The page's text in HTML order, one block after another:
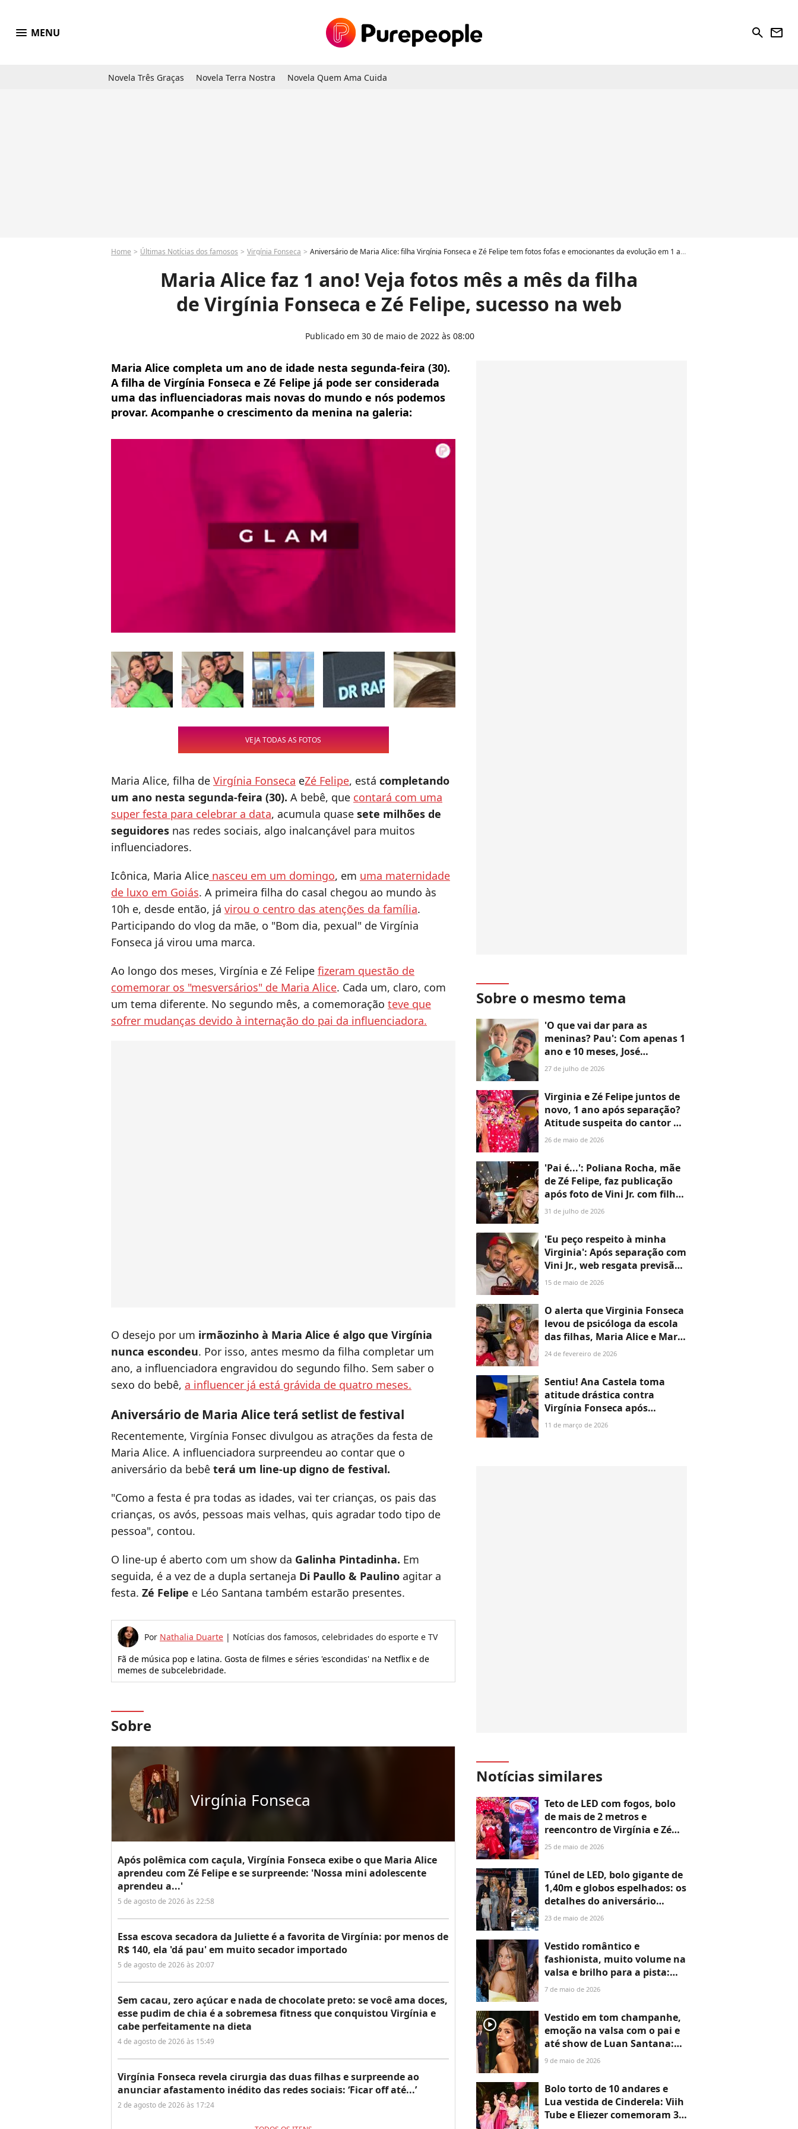
menu MENU search newsletter
Novela Três Graças Novela Terra Nostra Novela Quem Ama Cuida
Home Últimas Notícias dos famosos Virgínia Fonseca Aniversário de Maria Alice: filha Virgínia Fonseca e Zé Felipe tem fotos fofas e emocionantes da evolução em 1 ano
Maria Alice faz 1 ano! Veja fotos mês a mês da filha
de Virgínia Fonseca e Zé Felipe, sucesso na web
Publicado em 30 de maio de 2022 às 08:00
Maria Alice completa um ano de idade nesta segunda-feira (30).
A filha de Virgínia Fonseca e Zé Felipe já pode ser considerada
uma das influenciadoras mais novas do mundo e nós podemos
provar. Acompanhe o crescimento da menina na galeria:
VEJA TODAS AS FOTOS
Maria Alice, filha de Virgínia Fonseca eZé Felipe, está completando
um ano nesta segunda-feira (30). A bebê, que contará com uma
super festa para celebrar a data, acumula quase sete milhões de
seguidores nas redes sociais, algo inalcançável para muitos
influenciadores.
Icônica, Maria Alice nasceu em um domingo, em uma maternidade
de luxo em Goiás. A primeira filha do casal chegou ao mundo às
10h e, desde então, já virou o centro das atenções da família.
Participando do vlog da mãe, o "Bom dia, pexual" de Virgínia
Fonseca já virou uma marca.
Ao longo dos meses, Virgínia e Zé Felipe fizeram questão de
comemorar os "mesversários" de Maria Alice. Cada um, claro, com
um tema diferente. No segundo mês, a comemoração teve que
sofrer mudanças devido à internação do pai da influenciadora.
O desejo por um irmãozinho à Maria Alice é algo que Virgínia
nunca escondeu. Por isso, antes mesmo da filha completar um
ano, a influenciadora engravidou do segundo filho. Sem saber o
sexo do bebê, a influencer já está grávida de quatro meses.
Aniversário de Maria Alice terá setlist de festival
Recentemente, Virgínia Fonsec divulgou as atrações da festa de
Maria Alice. A influenciadora surpreendeu ao contar que o
aniversário da bebê terá um line-up digno de festival.
"Como a festa é pra todas as idades, vai ter crianças, os pais das
crianças, os avós, pessoas mais velhas, quis agradar todo tipo de
pessoa", contou.
O line-up é aberto com um show da Galinha Pintadinha. Em
seguida, é a vez de a dupla sertaneja Di Paullo & Paulino agitar a
festa. Zé Felipe e Léo Santana também estarão presentes.
Por Nathalia Duarte | Notícias dos famosos, celebridades do esporte e TV
Fã de música pop e latina. Gosta de filmes e séries 'escondidas' na Netflix e de
memes de subcelebridade.
Sobre
Virgínia Fonseca
Após polêmica com caçula, Virgínia Fonseca exibe o que Maria Alice
aprendeu com Zé Felipe e se surpreende: 'Nossa mini adolescente
aprendeu a...'
5 de agosto de 2026 às 22:58
Essa escova secadora da Juliette é a favorita de Virgínia: por menos de
R$ 140, ela 'dá pau' em muito secador importado
5 de agosto de 2026 às 20:07
Sem cacau, zero açúcar e nada de chocolate preto: se você ama doces,
esse pudim de chia é a sobremesa fitness que conquistou Virgínia e
cabe perfeitamente na dieta
4 de agosto de 2026 às 15:49
Virgínia Fonseca revela cirurgia das duas filhas e surpreende ao
anunciar afastamento inédito das redes sociais: ‘Ficar off até...’
2 de agosto de 2026 às 17:24
Sobre o mesmo tema
'O que vai dar para as
meninas? Pau': Com apenas 1
ano e 10 meses, José
Leonardo, filho de Virgínia e
imprópria no aniversário de
Leonardo e web critica
27 de julho de 2026
Virginia e Zé Felipe juntos de
novo, 1 ano após separação?
Atitude suspeita do cantor na
festa de luxo de filha reforça
provoca Vini Jr.: 'Fica bem'
26 de maio de 2026
'Pai é...': Poliana Rocha, mãe
de Zé Felipe, faz publicação
após foto de Vini Jr. com filho
de Virginia no colo e
31 de julho de 2026
'Eu peço respeito à minha
Virginia': Após separação com
Vini Jr., web resgata previsão
inusitada de Márcia Sensitiva
Felipe. Veja!
15 de maio de 2026
O alerta que Virginia Fonseca
levou de psicóloga da escola
das filhas, Maria Alice e Maria
Flor, após intensa exposição
24 de fevereiro de 2026
Sentiu! Ana Castela toma
atitude drástica contra
Virgínia Fonseca após
polêmica envolvendo Maria
11 de março de 2026
Notícias similares
Teto de LED com fogos, bolo
de mais de 2 metros e
reencontro de Virgínia e Zé
Felipe: os detalhes da festa de
fotos
25 de maio de 2026
Túnel de LED, bolo gigante de
1,40m e globos espelhados: os
detalhes do aniversário
LUXUOSO de Ticiane Pinheiro
23 de maio de 2026
Vestido romântico e
fashionista, muito volume na
valsa e brilho para a pista:
veja os looks da neta de
anos estimada em R$ 2
milhões
7 de maio de 2026
player2
Vestido em tom champanhe,
emoção na valsa com o pai e
até show de Luan Santana:
luxo marca festa de 15 anos
Carol Celico. Fotos e vídeos!
9 de maio de 2026
Bolo torto de 10 andares e
Lua vestida de Cinderela: Viih
Tube e Eliezer comemoram 3